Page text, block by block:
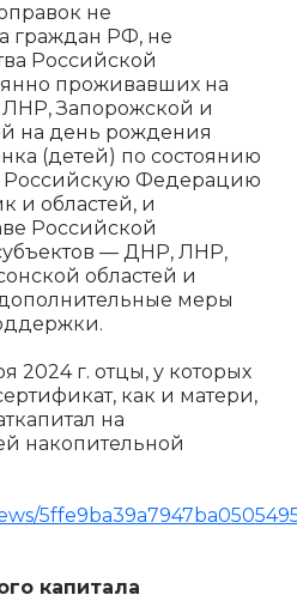
не
граждан РФ, не
Российской
проживавших на
Запорожской и
на день рождения
(детей) по состоянию
Российскую Федерацию
и областей, и
Российской
— ДНР, ЛНР,
областей и
меры
2024 г. отцы, у которых
как и матери,
на
накопительной
капитала